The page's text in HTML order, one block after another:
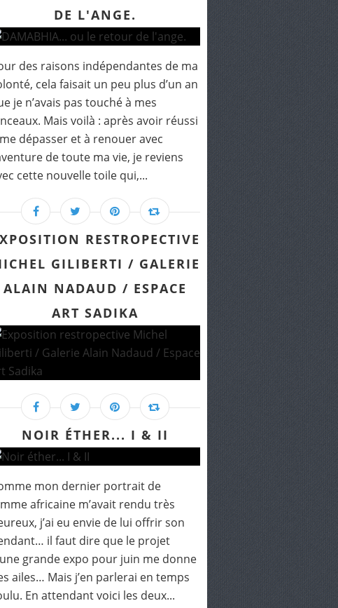
DE L'ANGE.
des raisons indépendantes de ma
cela faisait un peu plus d’un an
je n’avais pas touché à mes
Mais voilà : après avoir réussi
dépasser et à renouer avec
de toute ma vie, je reviens
cette nouvelle toile qui,...
RESTROPECTIVE
GILIBERTI / GALERIE
ALAIN NADAUD / ESPACE
ART SADIKA
NOIR ÉTHER... I & II
mon dernier portrait de
africaine m’avait rendu très
j’ai eu envie de lui offrir son
il faut dire que le projet
grande expo pour juin me donne
ailes… Mais j’en parlerai en temps
En attendant voici les deux...